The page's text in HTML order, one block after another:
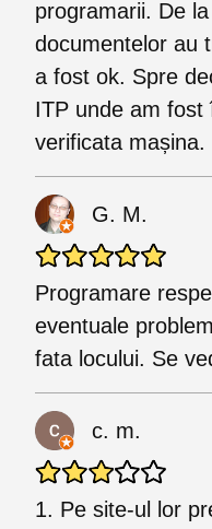
programarii. De
documentelor au
a fost ok. Spre
ITP unde am
verificata mașina.
G. M.
Programare
eventuale
fata locului. Se
c. m.
1. Pe site-ul lor